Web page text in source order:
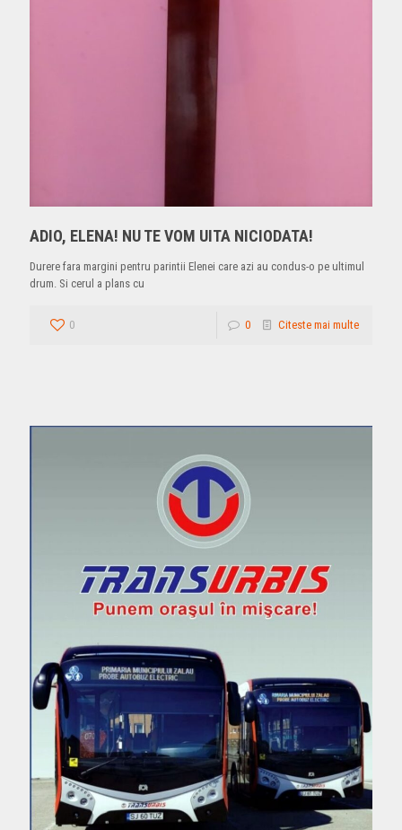
ADIO, ELENA! NU TE VOM UITA NICIODATA!
Durere fara margini pentru parintii Elenei care azi au condus-o pe ultimul
drum. Si cerul a plans cu
0 0 Citeste mai multe